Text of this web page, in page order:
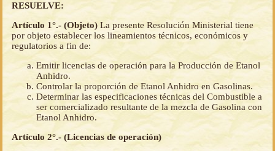
RESUELVE:
Artículo 1°.- (Objeto) La presente Resolución Ministerial tiene
por objeto establecer los lineamientos técnicos, económicos y
regulatorios a fin de:
Emitir licencias de operación para la Producción de Etanol
Anhidro.
Controlar la proporción de Etanol Anhidro en Gasolinas.
Determinar las especificaciones técnicas del Combustible a
ser comercializado resultante de la mezcla de Gasolina con
Etanol Anhidro.
Artículo 2°.- (Licencias de operación)